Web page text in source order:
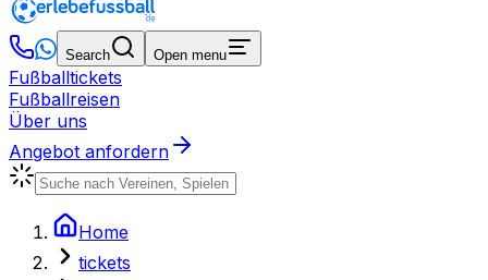
Search Open menu
Fußballtickets
Fußballreisen
Über uns
Angebot anfordern
Home
tickets